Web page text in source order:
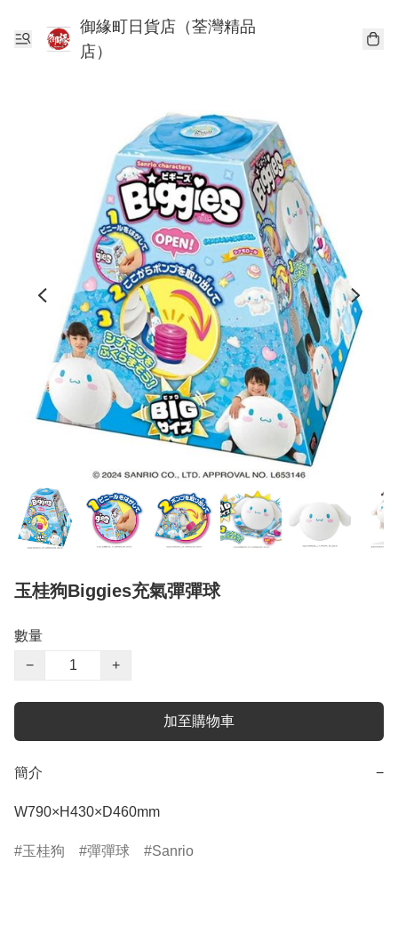
御緣町日貨店（荃灣精品
店）
玉桂狗Biggies充氣彈彈球
數量
−
+
加至購物車
簡介 −
W790×H430×D460mm
玉桂狗 彈彈球 Sanrio